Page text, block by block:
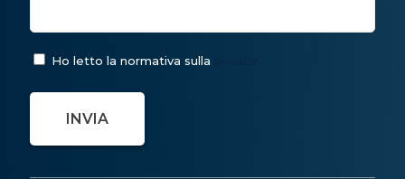
Ho letto la normativa sulla